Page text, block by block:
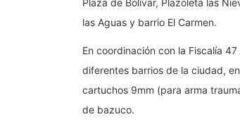
las Aguas y barrio El Carmen.
En coordinación con la Fiscalía
diferentes barrios de la ciudad,
cartuchos 9mm (para arma
de bazuco.